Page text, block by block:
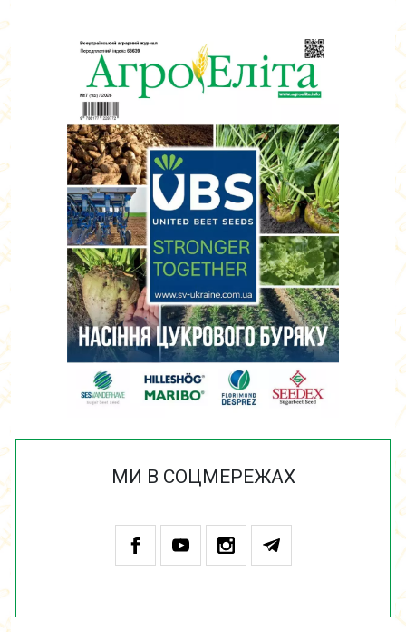
МИ В СОЦМЕРЕЖАХ